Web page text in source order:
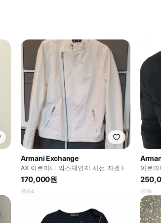
Armani Exchange
AX 아르마니 익스체인지 사선 자켓 L
170,000원
64
아르
자켓
1k